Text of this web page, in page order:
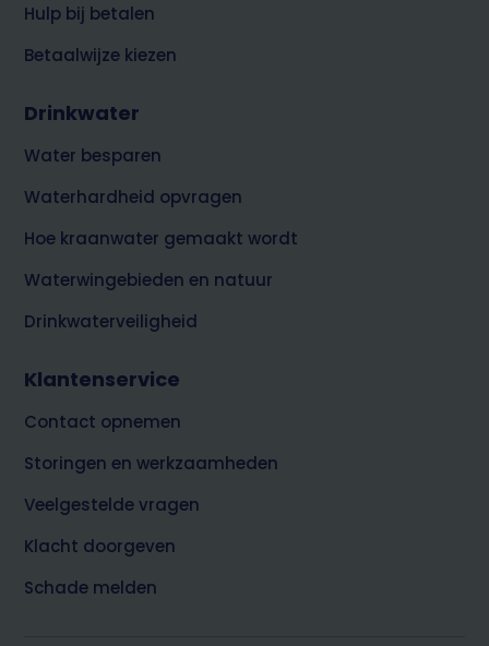
Hulp bij betalen
Betaalwijze kiezen
Drinkwater
Water besparen
Waterhardheid opvragen
Hoe kraanwater gemaakt wordt
Waterwingebieden en natuur
Drinkwaterveiligheid
Klantenservice
Contact opnemen
Storingen en werkzaamheden
Veelgestelde vragen
Klacht doorgeven
Schade melden